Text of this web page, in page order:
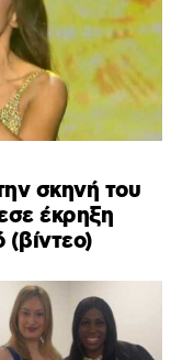
σκηνή του
έκρηξη
(βίντεο)